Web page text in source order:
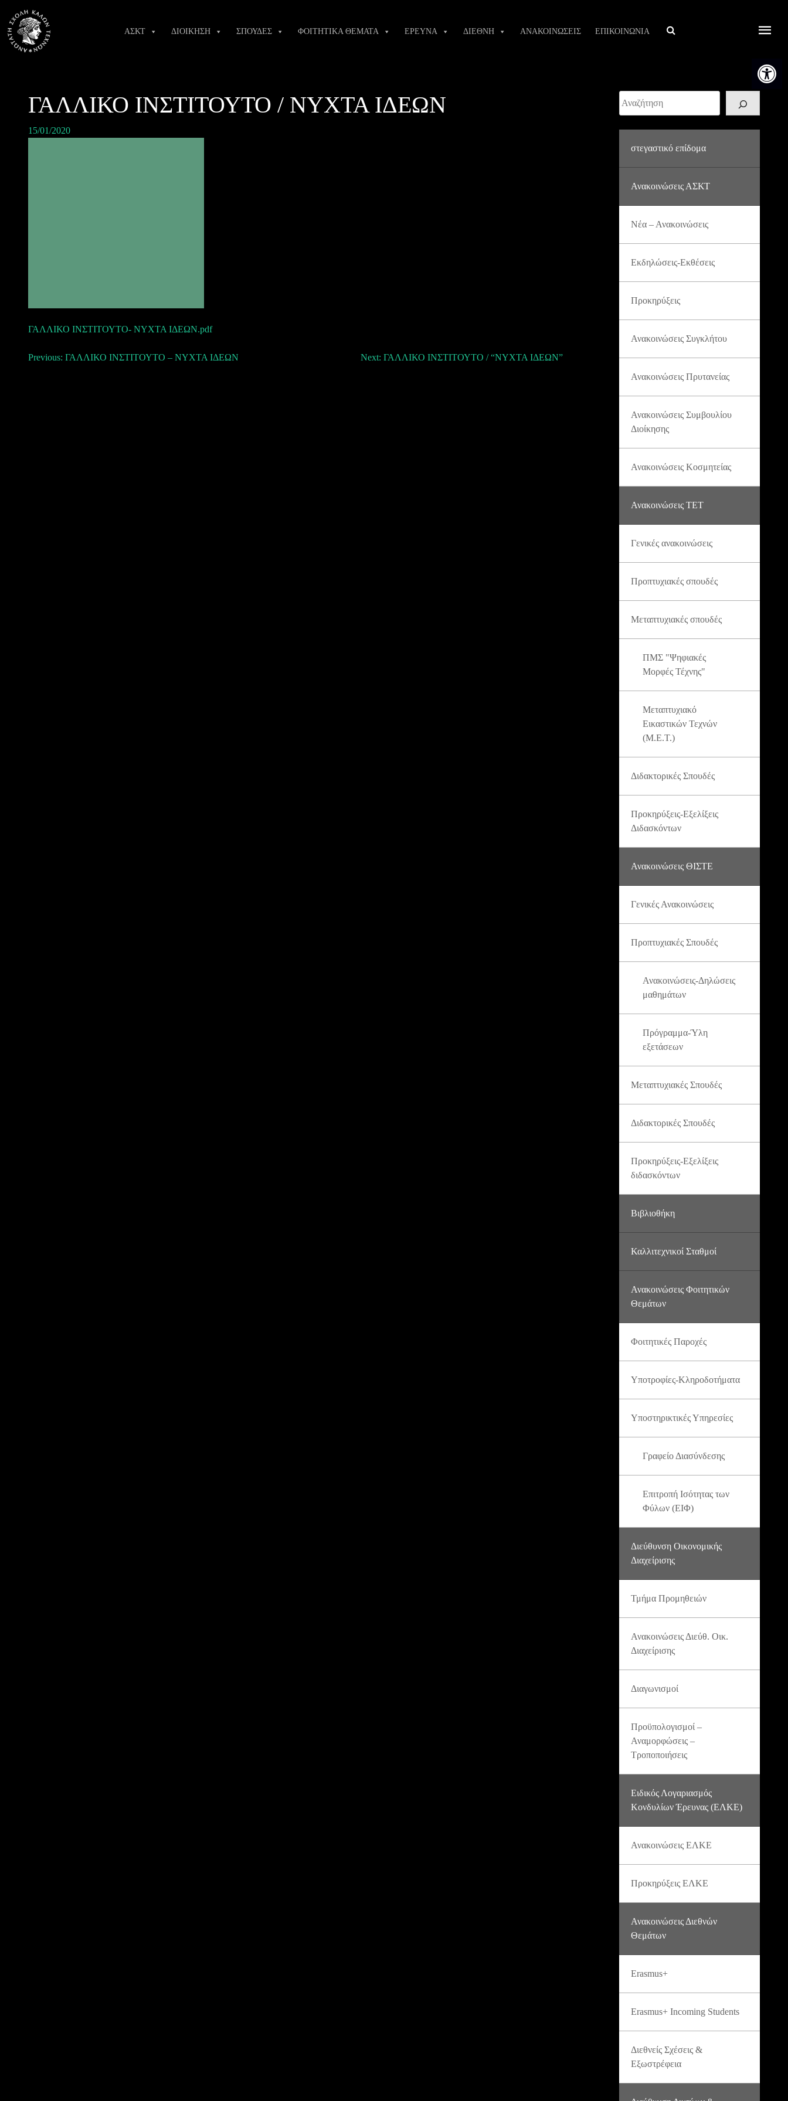
Ανοίξτε
content
ΑΣΚΤ ΔΙΟΙΚΗΣΗ ΣΠΟΥΔΕΣ ΦΟΙΤΗΤΙΚΑ ΘΕΜΑΤΑ ΕΡΕΥΝΑ ΔΙΕΘΝΗ ΑΝΑΚΟΙΝΩΣΕΙΣ ΕΠΙΚΟΙΝΩΝΙΑ Αναζήτηση
ΓΑΛΛΙΚΟ ΙΝΣΤΙΤΟΥΤΟ / ΝΥΧΤΑ ΙΔΕΩΝ
15/01/2020
ΓΑΛΛΙΚΟ ΙΝΣΤΙΤΟΥΤΟ- ΝΥΧΤΑ ΙΔΕΩΝ.pdf
Πλοήγηση
Previous: ΓΑΛΛΙΚΟ ΙΝΣΤΙΤΟΥΤΟ – ΝΥΧΤΑ ΙΔΕΩΝ Next: ΓΑΛΛΙΚΟ ΙΝΣΤΙΤΟΥΤO / “ΝΥΧΤΑ ΙΔΕΩΝ”
Αναζήτηση
στεγαστικό επίδομα
Ανακοινώσεις ΑΣΚΤ
Νέα – Ανακοινώσεις
Εκδηλώσεις-Εκθέσεις
Προκηρύξεις
Ανακοινώσεις Συγκλήτου
Ανακοινώσεις Πρυτανείας
Ανακοινώσεις Συμβουλίου
Διοίκησης
Ανακοινώσεις Κοσμητείας
Ανακοινώσεις ΤΕΤ
Γενικές ανακοινώσεις
Προπτυχιακές σπουδές
Μεταπτυχιακές σπουδές
ΠΜΣ "Ψηφιακές
Μορφές Τέχνης"
Μεταπτυχιακό
Εικαστικών Τεχνών
(Μ.Ε.Τ.)
Διδακτορικές Σπουδές
Προκηρύξεις-Εξελίξεις
Διδασκόντων
Ανακοινώσεις ΘΙΣΤΕ
Γενικές Ανακοινώσεις
Προπτυχιακές Σπουδές
Ανακοινώσεις-Δηλώσεις
μαθημάτων
Πρόγραμμα-Ύλη
εξετάσεων
Μεταπτυχιακές Σπουδές
Διδακτορικές Σπουδές
Προκηρύξεις-Εξελίξεις
διδασκόντων
Βιβλιοθήκη
Καλλιτεχνικοί Σταθμοί
Ανακοινώσεις Φοιτητικών
Θεμάτων
Φοιτητικές Παροχές
Υποτροφίες-Κληροδοτήματα
Υποστηρικτικές Υπηρεσίες
Γραφείο Διασύνδεσης
Επιτροπή Ισότητας των
Φύλων (ΕΙΦ)
Διεύθυνση Οικονομικής
Διαχείρισης
Τμήμα Προμηθειών
Ανακοινώσεις Διεύθ. Οικ.
Διαχείρισης
Διαγωνισμοί
Προϋπολογισμοί –
Αναμορφώσεις –
Τροποποιήσεις
Ειδικός Λογαριασμός
Κονδυλίων Έρευνας (ΕΛΚΕ)
Ανακοινώσεις ΕΛΚΕ
Προκηρύξεις ΕΛΚΕ
Ανακοινώσεις Διεθνών
Θεμάτων
Erasmus+
Erasmus+ Incoming Students
Διεθνείς Σχέσεις &
Εξωστρέφεια